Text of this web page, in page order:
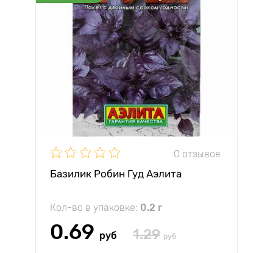
0 отзывов
Базилик Робин Гуд Аэлита
Кол-во в упаковке: 0.2 г
0.69 руб 1.29 руб